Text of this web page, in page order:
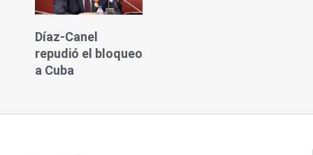
Díaz-Canel
repudió el bloqueo
a Cuba